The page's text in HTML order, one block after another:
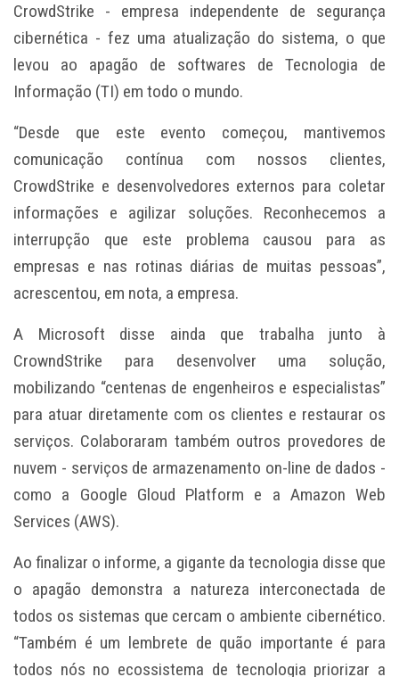
CrowdStrike - empresa independente de segurança
cibernética - fez uma atualização do sistema, o que
levou ao apagão de softwares de Tecnologia de
Informação (TI) em todo o mundo.
“Desde que este evento começou, mantivemos
comunicação contínua com nossos clientes,
CrowdStrike e desenvolvedores externos para coletar
informações e agilizar soluções. Reconhecemos a
interrupção que este problema causou para as
empresas e nas rotinas diárias de muitas pessoas”,
acrescentou, em nota, a empresa.
A Microsoft disse ainda que trabalha junto à
CrowndStrike para desenvolver uma solução,
mobilizando “centenas de engenheiros e especialistas”
para atuar diretamente com os clientes e restaurar os
serviços. Colaboraram também outros provedores de
nuvem - serviços de armazenamento on-line de dados -
como a Google Gloud Platform e a Amazon Web
Services (AWS).
Ao finalizar o informe, a gigante da tecnologia disse que
o apagão demonstra a natureza interconectada de
todos os sistemas que cercam o ambiente cibernético.
“Também é um lembrete de quão importante é para
todos nós no ecossistema de tecnologia priorizar a